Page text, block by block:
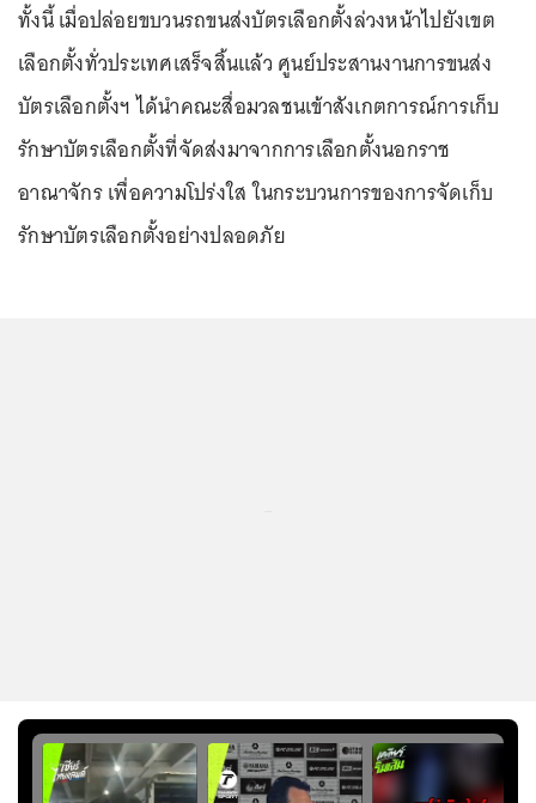
ทั้งนี้ เมื่อปล่อยขบวนรถขนส่งบัตรเลือกตั้งล่วงหน้าไปยังเขต
เลือกตั้งทั่วประเทศเสร็จสิ้นแล้ว ศูนย์ประสานงานการขนส่ง
บัตรเลือกตั้งฯ ได้นำคณะสื่อมวลชนเข้าสังเกตการณ์การเก็บ
รักษาบัตรเลือกตั้งที่จัดส่งมาจากการเลือกตั้งนอกราช
อาณาจักร เพื่อความโปร่งใส ในกระบวนการของการจัดเก็บ
รักษาบัตรเลือกตั้งอย่างปลอดภัย